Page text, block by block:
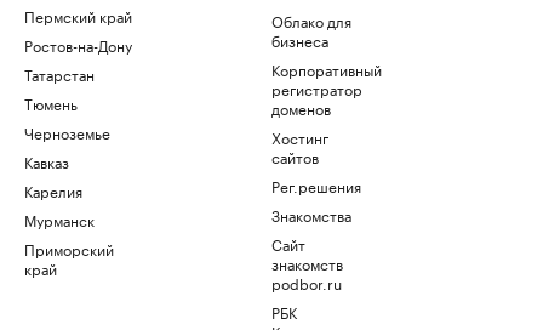
Пермский край
Ростов-на-Дону
Татарстан
Тюмень
Черноземье
Кавказ
Карелия
Мурманск
Приморский
край
Облако для
бизнеса
Корпоративный
регистратор
доменов
Хостинг
сайтов
Рег.решения
Знакомства
Сайт
знакомств
podbor.ru
РБК